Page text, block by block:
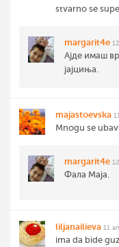
stvarno se
margarit4e
Ајде имаш
јајциња.
majastoevska
Mnogu se
margarit4e
Фала Маја.
liljanailieva 11
ima da bide